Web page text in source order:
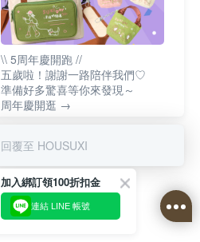
\\ 5周年慶開跑 //
五歲啦！謝謝一路陪伴我們♡
準備好多驚喜等你來發現～
周年慶開逛 →
回覆至 HOUSUXI
加入綁訂領100折扣金
連結 LINE 帳號